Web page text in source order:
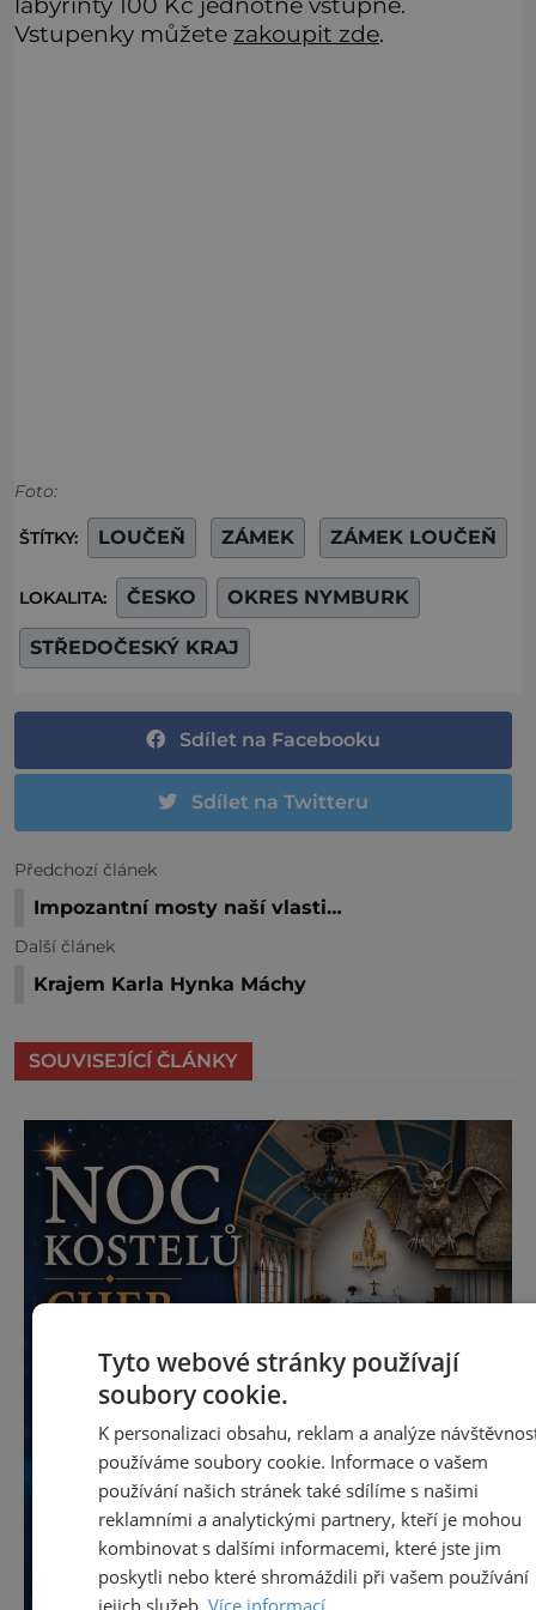
Vstupenky můžete zakoupit zde.
Foto:
ŠTÍTKY: LOUČEŇ ZÁMEK ZÁMEK LOUČEŇ
LOKALITA: ČESKO OKRES NYMBURK
STŘEDOČESKÝ KRAJ
Sdílet na Facebooku
Sdílet na Twitteru
Předchozí článek
Impozantní mosty naší vlasti…
Další článek
Krajem Karla Hynka Máchy
SOUVISEJÍCÍ ČLÁNKY
Tyto webové stránky používají
soubory cookie.
K personalizaci obsahu, reklam a analýze
používáme soubory cookie. Informace o vašem
používání našich stránek také sdílíme s našimi
reklamními a analytickými partnery, kteří je mohou
kombinovat s dalšími informacemi, které jste jim
poskytli nebo které shromáždili při vašem používání
jejich služeb. Více informací